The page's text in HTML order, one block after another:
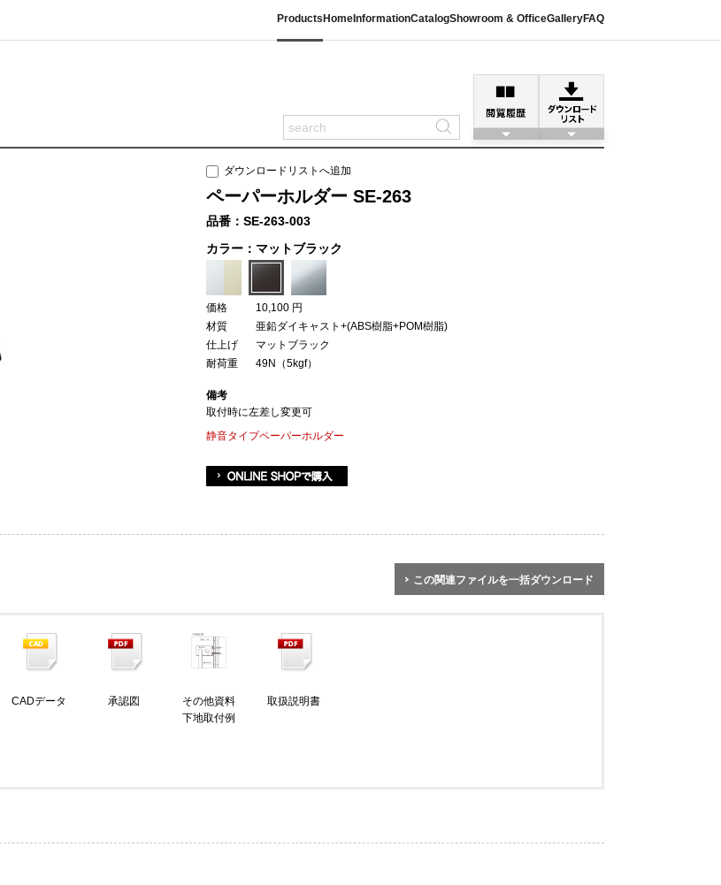
Products Home InformationCatalogShowroom & OfficeGalleryFAQ
ダウンロードリストへ追加
ペーパーホルダー SE-263
品番：SE-263-003
カラー：マットブラック
価格
10,100 円
材質
亜鉛ダイキャスト+(ABS樹脂+POM樹脂)
仕上げ
マットブラック
耐荷重
49N（5kgf）
備考
取付時に左差し変更可
静音タイプペーパーホルダー
この関連ファイルを一括ダウンロード
CADデータ 承認図
その他資料
下地取付例
取扱説明書